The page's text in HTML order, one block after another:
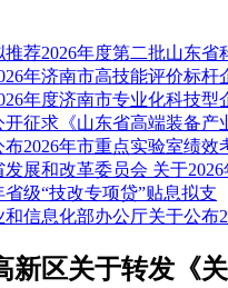
荐2026年度第二批山东省
年济南市高技能评价标杆
年度济南市专业化科技型
开征求《山东省高端装备产
2026年市重点实验室绩效
展和改革委员会 关于2026
省级“技改专项贷”贴息拟支
信息化部办公厅关于公布
新区关于转发《